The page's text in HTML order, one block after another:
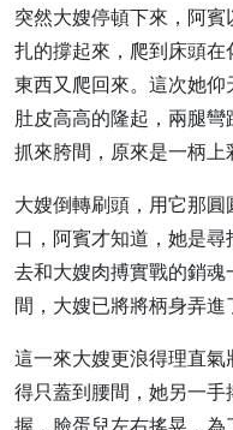
突然大嫂停頓下來，阿
扎的撐起來，爬到床頭
東西又爬回來。這次她
肚皮高高的隆起，兩腿
抓來胯間，原來是一柄上
大嫂倒轉刷頭，用它那
口，阿賓才知道，她是
去和大嫂肉搏實戰的銷
間，大嫂已將將柄身弄進
這一來大嫂更浪得理直
得只蓋到腰間，她另一
握，臉蛋兒左右搖晃，